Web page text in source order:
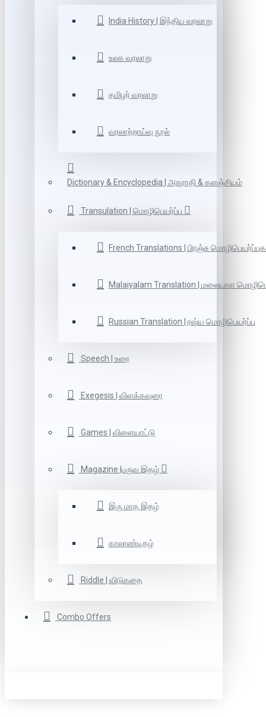
India History | இந்திய வரலாறு
உலக வரலாறு
தமிழர் வரலாறு
வரலாற்றாய்வு நூல்
Dictionary & Encyclopedia | அகராதி & களஞ்சியம்
Transulation | மொழிபெயர்ப்பு
French Translations | பிரஞ்சு
Malaiyalam Translation | மலையாள
Russian Translation | ரஷ்ய மொழிபெயர்ப்பு
Speech | உரை
Exegesis | விளக்கவுரை
Games | விளையாட்டு
Magazine |பருவ இதழ்
இரு மாத இதழ்
காலாண்டிதழ்
Riddle | விடுகதை
Combo Offers